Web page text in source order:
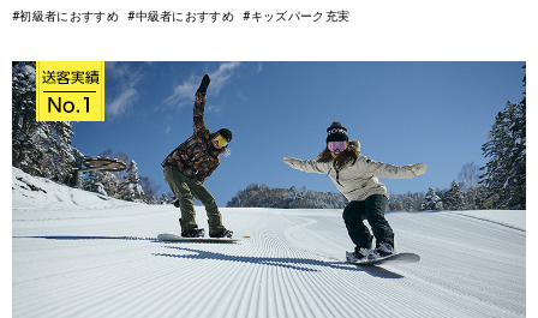
#初級者におすすめ #中級者におすすめ #キッズパーク充実